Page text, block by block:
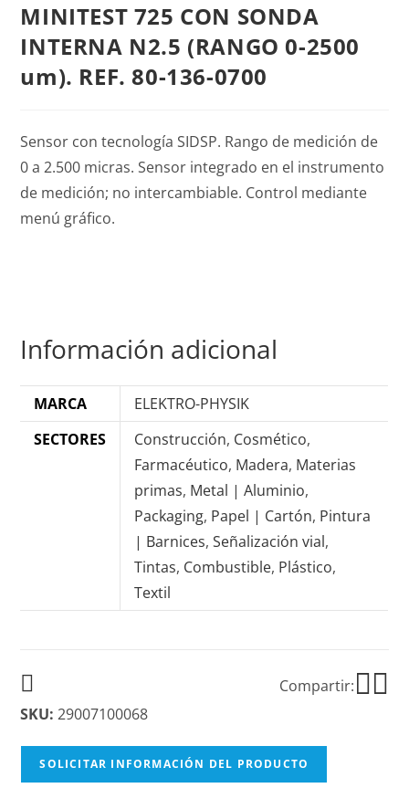
MINITEST 725 CON SONDA
INTERNA N2.5 (RANGO 0-2500
um). REF. 80-136-0700
Sensor con tecnología SIDSP. Rango de medición de
0 a 2.500 micras. Sensor integrado en el instrumento
de medición; no intercambiable. Control mediante
menú gráfico.
Información adicional
MARCA
ELEKTRO-PHYSIK
SECTORES
Construcción, Cosmético,
Farmacéutico, Madera, Materias
primas, Metal | Aluminio,
Packaging, Papel | Cartón, Pintura
| Barnices,Señalización vial,
Tintas, Combustible, Plástico,
Textil
Compartir:
SKU: 29007100068
SOLICITAR INFORMACIÓN DEL PRODUCTO